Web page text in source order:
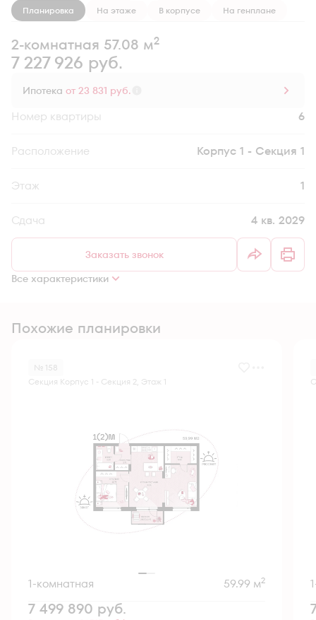
Планировка На этаже В корпусе На генплане
2-комнатная 57.08 м2
7 227 926 руб.
Ипотека от 23 831 руб.
Номер квартиры 6
Секция Корпус 1 - Секция 1
Этаж 1
Сдача 4 кв. 2029
Заказать звонок
Все характеристики
Похожие планировки
№ 158
Секция Корпус 1 - Секция 2, Этаж 1
1-комнатная 59.99 м2
7 499 890 руб.